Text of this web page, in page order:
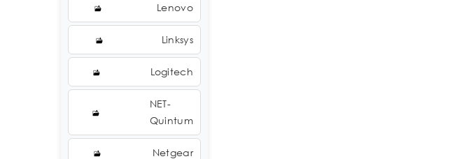
Lenovo
Linksys
Logitech
NET-
Quintum
Netgear